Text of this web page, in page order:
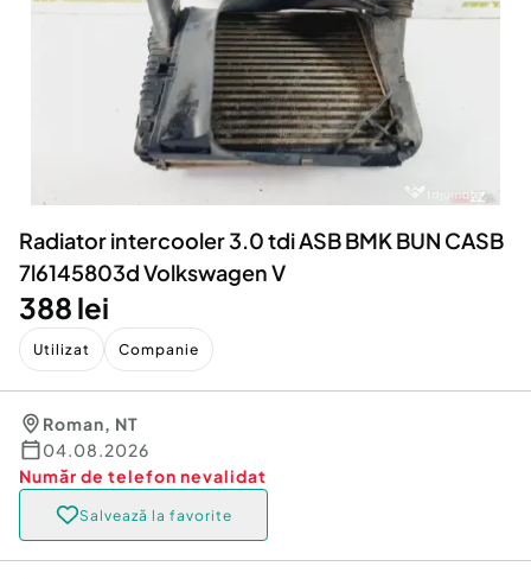
Animale de companie
Afaceri și echipamente profesionale
Inchiriere Bunuri si Vehicule
Utilaje agricole si industriale
Piese auto si accesorii
Dacia Duster
Radiator intercooler 3.0 tdi ASB BMK BUN CASB
7l6145803d Volkswagen V
388 lei
Utilizat Companie
Roman, NT
04.08.2026
Număr de telefon nevalidat
Salvează la favorite